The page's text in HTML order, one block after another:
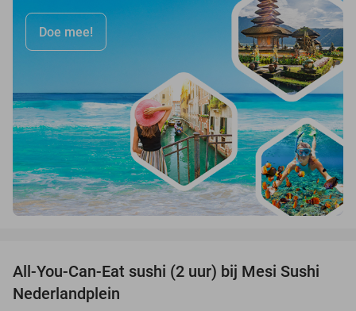
Doe mee!
21%
All-You-Can-Eat sushi (2 uur) bij Mesi Sushi
Nederlandplein